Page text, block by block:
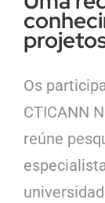
Os
CTICANN
reúne